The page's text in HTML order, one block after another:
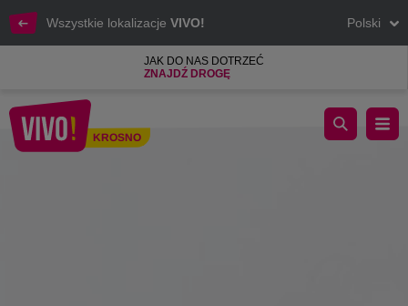
Wszystkie lokalizacje VIVO! Polski
JAK DO NAS DOTRZEĆ
ZNAJDŹ DROGĘ
KROSNO
ZADBAJ O SWOJĄ SKÓRĘ ZIMĄ - INSPIRACJE TYGODNIA